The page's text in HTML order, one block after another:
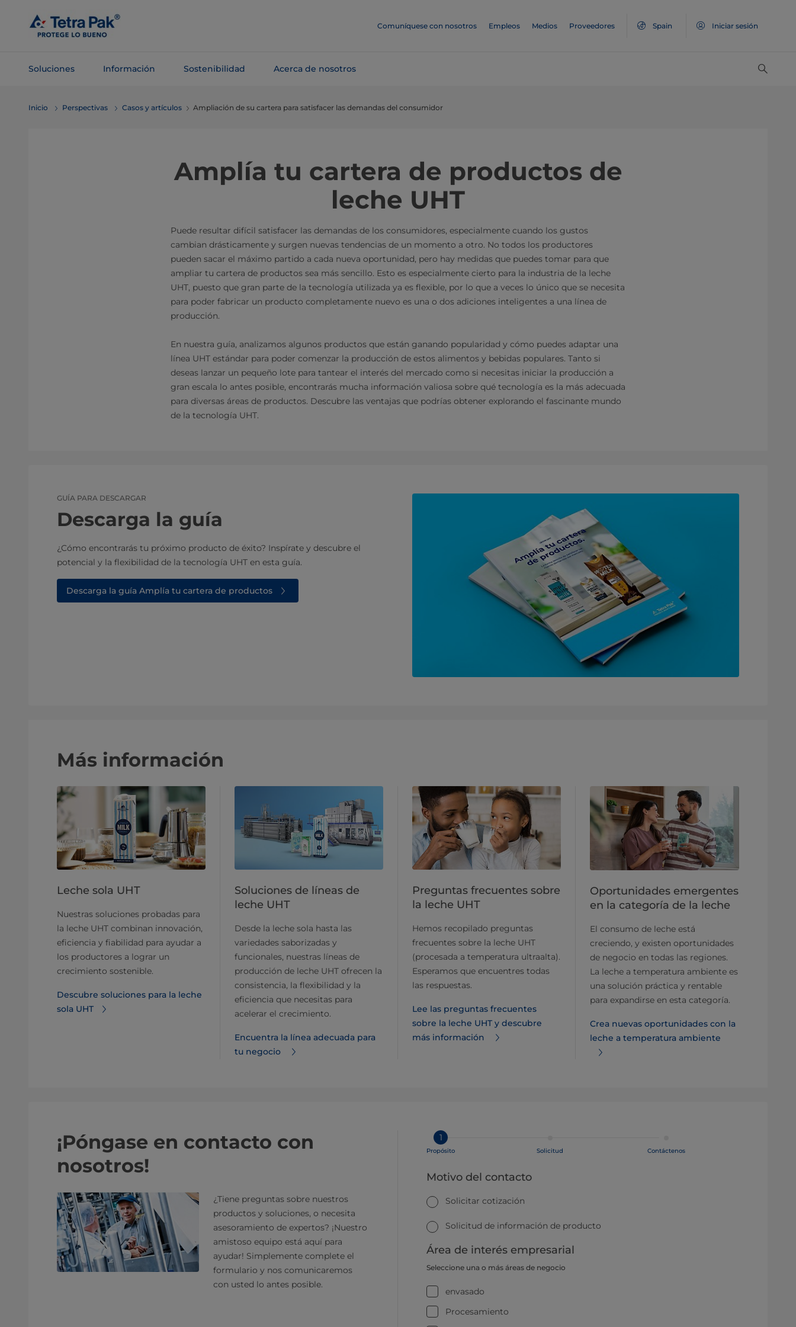
contenido
principal
Comuníquese con nosotros Empleos Medios Proveedores Spain Iniciar sesión
Soluciones Información Sostenibilidad Acerca de nosotros
navegación
Inicio Perspectivas Casos y artículos Ampliación de su cartera para satisfacer las demandas del consumidor
Amplía tu cartera de productos de
leche UHT
Puede resultar difícil satisfacer las demandas de los consumidores, especialmente cuando los gustos
cambian drásticamente y surgen nuevas tendencias de un momento a otro. No todos los productores
pueden sacar el máximo partido a cada nueva oportunidad, pero hay medidas que puedes tomar para que
ampliar tu cartera de productos sea más sencillo. Esto es especialmente cierto para la industria de la leche
UHT, puesto que gran parte de la tecnología utilizada ya es flexible, por lo que a veces lo único que se necesita
para poder fabricar un producto completamente nuevo es una o dos adiciones inteligentes a una línea de
producción.
En nuestra guía, analizamos algunos productos que están ganando popularidad y cómo puedes adaptar una
línea UHT estándar para poder comenzar la producción de estos alimentos y bebidas populares. Tanto si
deseas lanzar un pequeño lote para tantear el interés del mercado como si necesitas iniciar la producción a
gran escala lo antes posible, encontrarás mucha información valiosa sobre qué tecnología es la más adecuada
para diversas áreas de productos. Descubre las ventajas que podrías obtener explorando el fascinante mundo
de la tecnología UHT.
GUÍA PARA DESCARGAR
Descarga la guía
¿Cómo encontrarás tu próximo producto de éxito? Inspírate y descubre el
potencial y la flexibilidad de la tecnología UHT en esta guía.
Descarga la guía Amplía tu cartera de productos
Más información
Leche sola UHT
Nuestras soluciones probadas para
la leche UHT combinan innovación,
eficiencia y fiabilidad para ayudar a
los productores a lograr un
crecimiento sostenible.
Descubre soluciones para la leche
sola UHT
Soluciones de líneas de
leche UHT
Desde la leche sola hasta las
variedades saborizadas y
funcionales, nuestras líneas de
producción de leche UHT ofrecen la
consistencia, la flexibilidad y la
eficiencia que necesitas para
acelerar el crecimiento.
Encuentra la línea adecuada para
tu negocio
Preguntas frecuentes sobre
la leche UHT
Hemos recopilado preguntas
frecuentes sobre la leche UHT
(procesada a temperatura ultraalta).
Esperamos que encuentres todas
las respuestas.
Lee las preguntas frecuentes
sobre la leche UHT y descubre
más información
Oportunidades emergentes
en la categoría de la leche
El consumo de leche está
creciendo, y existen oportunidades
de negocio en todas las regiones.
La leche a temperatura ambiente es
una solución práctica y rentable
para expandirse en esta categoría.
Crea nuevas oportunidades con la
leche a temperatura ambiente
¡Póngase en contacto con
nosotros!
¿Tiene preguntas sobre nuestros
productos y soluciones, o necesita
asesoramiento de expertos? ¡Nuestro
amistoso equipo está aquí para
ayudar! Simplemente complete el
formulario y nos comunicaremos
con usted lo antes posible.
1
Propósito Solicitud Contáctenos
Motivo del contacto
Solicitar cotización
Solicitud de información de producto
Área de interés empresarial
Seleccione una o más áreas de negocio
envasado
Procesamiento